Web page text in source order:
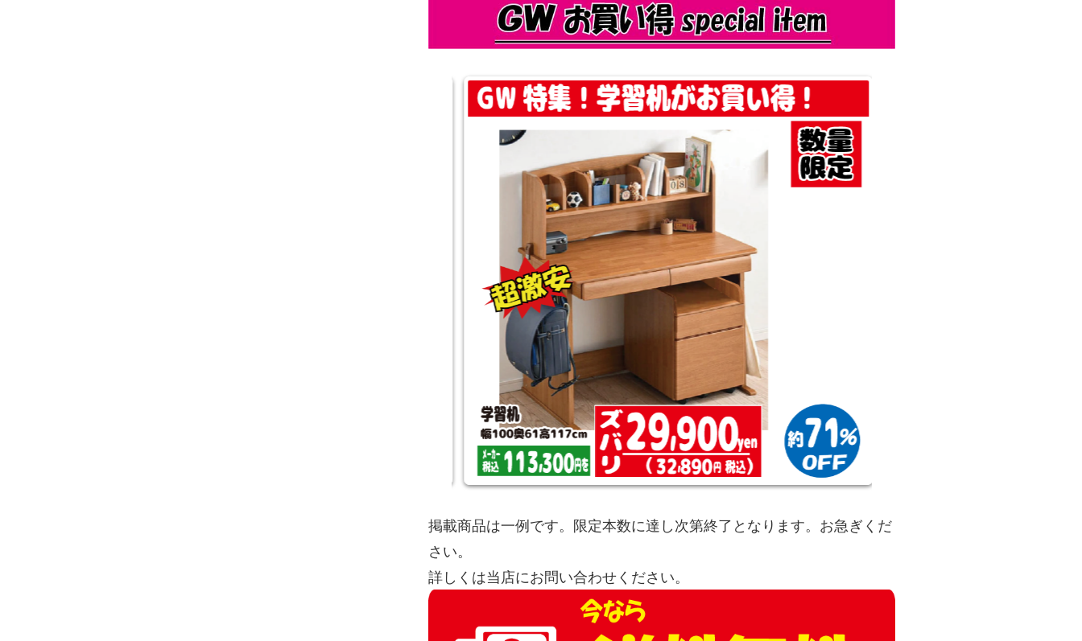
掲載商品は一例です。限定本数に達し次第終了となります。お急ぎくだ
さい。
詳しくは当店にお問い合わせください。